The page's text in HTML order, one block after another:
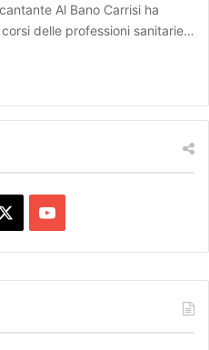
Al Bano Carrisi ha
delle professioni sanitarie…
o
u